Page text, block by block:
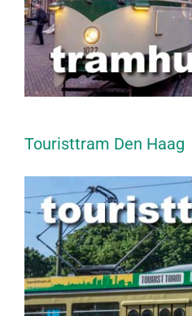
Touristtram Den Haag